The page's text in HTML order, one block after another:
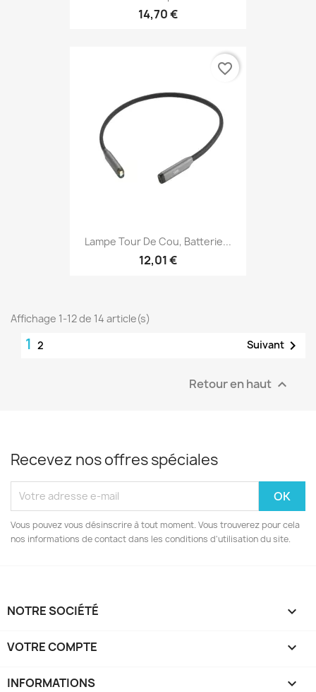
14,70 €
Lampe Tour De Cou, Batterie...
12,01 €
favorite_border
Affichage 1-12 de 14 article(s)
1 2 Suivant 
Retour en haut 
Recevez nos offres spéciales
Vous pouvez vous désinscrire à tout moment. Vous trouverez pour cela
nos informations de contact dans les conditions d'utilisation du site.
NOTRE SOCIÉTÉ 
VOTRE COMPTE 
INFORMATIONS keyboard_arrow_down